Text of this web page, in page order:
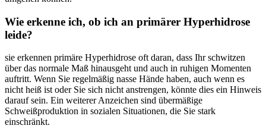
Wie erkenne ich, ob ich an ‌primärer Hyperhidrose⁣
leide?
sie erkennen primäre Hyperhidrose oft daran, dass Ihr ⁢schwitzen⁣
über das ⁣normale Maß hinausgeht und auch in ruhigen Momenten
auftritt. Wenn Sie⁢ regelmäßig nasse Hände haben,⁢ auch ‌wenn es
nicht heiß ist oder Sie sich nicht anstrengen,⁣ könnte dies ein Hinweis
darauf sein. Ein weiterer Anzeichen sind⁤ übermäßige
Schweißproduktion in sozialen Situationen, die Sie stark
einschränkt.